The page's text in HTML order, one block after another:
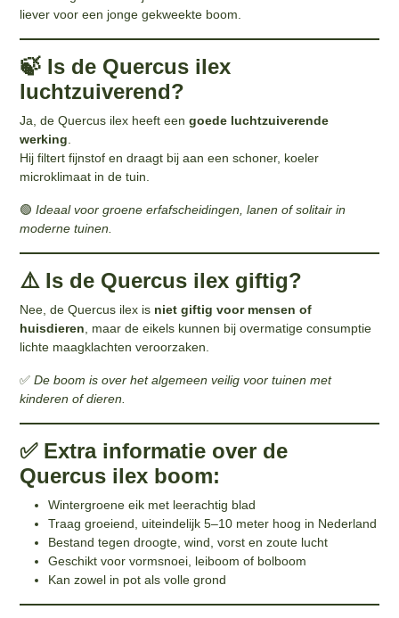
liever voor een jonge gekweekte boom.
🍃 Is de Quercus ilex
luchtzuiverend?
Ja, de Quercus ilex heeft eengoede luchtzuiverende
werking
Hij filtert fijnstof en draagt bij aan een schoner, koeler
microklimaat in de tuin.
🟢Ideaal voor groene erfafscheidingen, lanen of solitair in
moderne tuinen.
⚠️ Is de Quercus ilex giftig?
Nee, de Quercus ilex is niet giftig voor mensen of
huisdieren , maar de eikels kunnen bij overmatige consumptie
lichte maagklachten veroorzaken.
✅De boom is over het algemeen veilig voor tuinen met
kinderen of dieren.
✅ Extra informatie over de
Quercus ilex boom:
Wintergroene eik met leerachtig blad
Traag groeiend, uiteindelijk 5–10 meter hoog in Nederland
Bestand tegen droogte, wind, vorst en zoute lucht
Geschikt voor vormsnoei, leiboom of bolboom
Kan zowel in pot als volle grond